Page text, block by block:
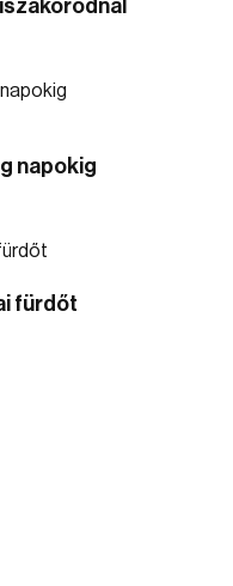
napokig
fürdőt